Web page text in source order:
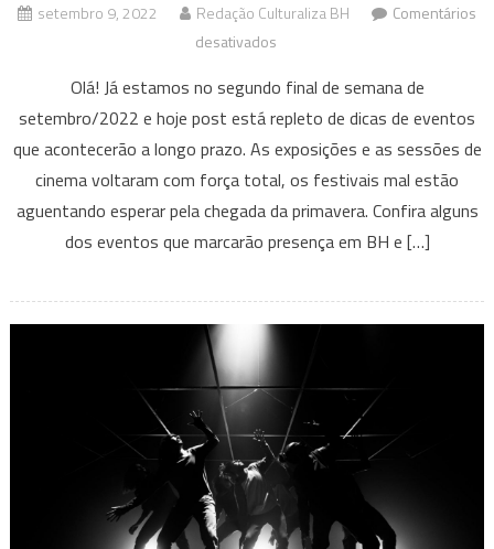
setembro 9, 2022 Redação Culturaliza BH
Comentários
desativados
que
acontecem
em
BH
e
Região
11
setembro
Olá! Já estamos no segundo final de semana de
setembro/2022 e hoje post está repleto de dicas de eventos
que acontecerão a longo prazo. As exposições e as sessões de
cinema voltaram com força total, os festivais mal estão
aguentando esperar pela chegada da primavera. Confira alguns
dos eventos que marcarão presença em BH e […]